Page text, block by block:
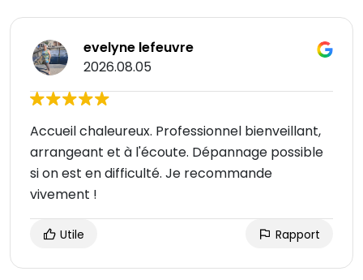
evelyne lefeuvre
2026.08.05
Accueil chaleureux. Professionnel bienveillant,
arrangeant et à l'écoute. Dépannage possible
si on est en difficulté. Je recommande
vivement !
Utile Rapport